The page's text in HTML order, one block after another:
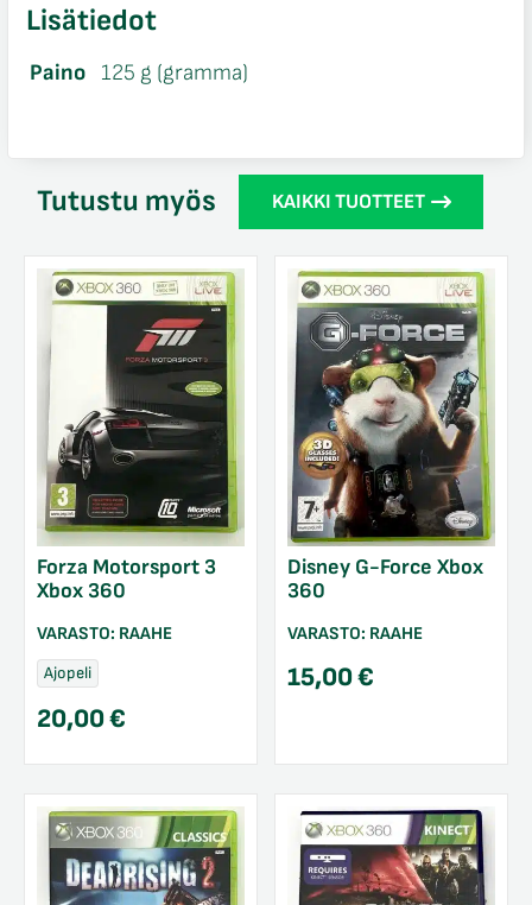
Lisätiedot
Paino 125 g (gramma)
Tutustu myös KAIKKI TUOTTEET
Forza Motorsport 3
Xbox 360
VARASTO: RAAHE
Ajopeli
20,00€
Disney G-Force Xbox
360
VARASTO: RAAHE
15,00€